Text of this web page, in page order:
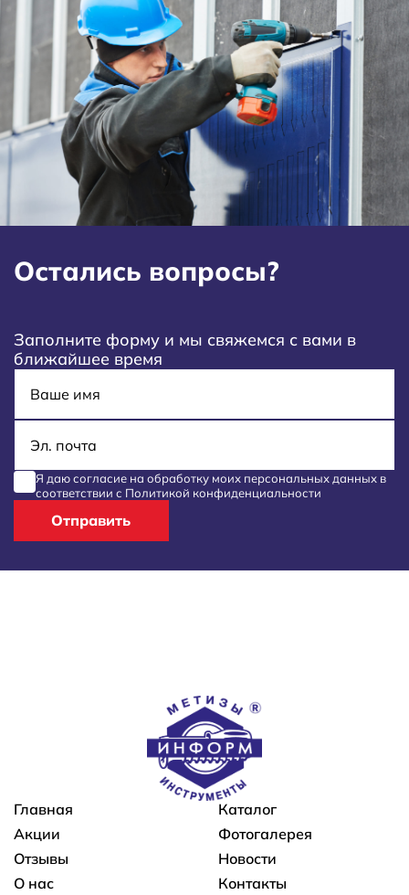
Остались вопросы?
Заполните форму и мы свяжемся с вами в
ближайшее время
E-mail
Я даю согласие на обработку моих персональных данных в
соответствии с Политикой конфиденциальности
Отправить
Основная навигация
Главная
Каталог
Акции
Фотогалерея
Отзывы
Новости
О нас
Контакты